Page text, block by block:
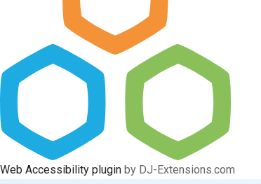
Web Accessibility plugin by DJ-Extensions.com